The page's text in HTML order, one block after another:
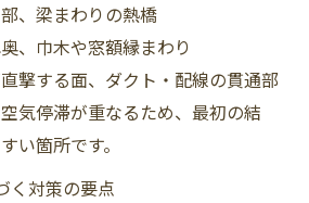
、梁まわりの熱橋
、巾木や窓額縁まわり
撃する面、ダクト・配線の貫通部
気停滞が重なるため、最初の結
い箇所です。
く対策の要点